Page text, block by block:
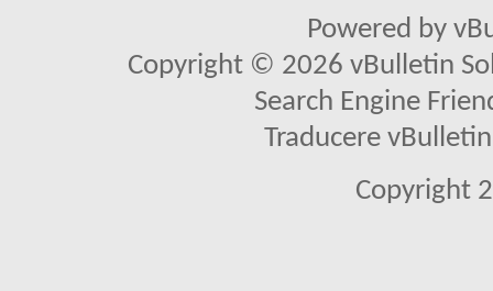
Powered by
Copyright © 2026 vBulletin
Search Engine
Traducere
Copyright